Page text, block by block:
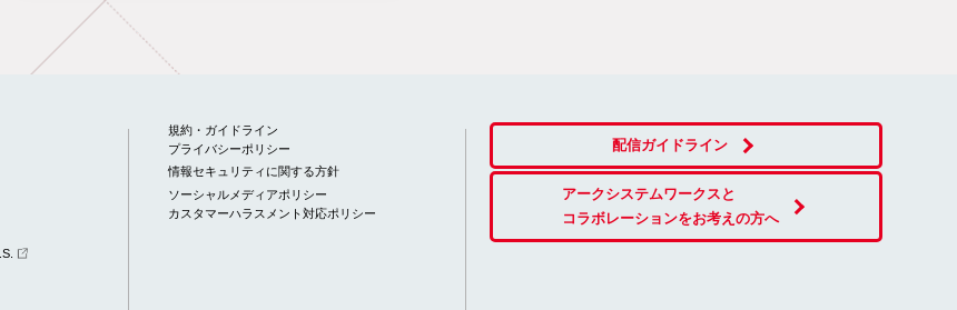
規約・ガイドライン
プライバシーポリシー
情報セキュリティに関する方針
ソーシャルメディアポリシー
カスタマーハラスメント対応ポリシー
配信ガイドライン
アークシステムワークスと
コラボレーションをお考えの方へ